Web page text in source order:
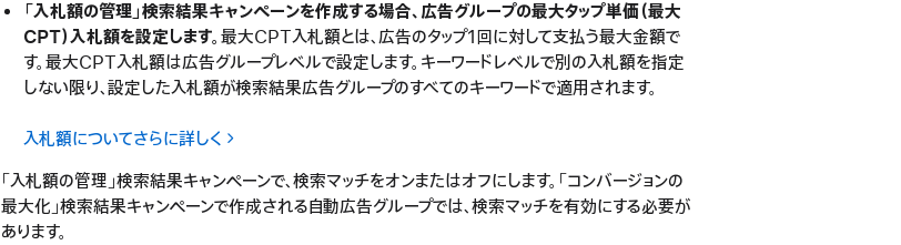
「入札額の管理」検索結果キャンペーンを作成する場合、広告グループの最大タップ単価（最大
CPT）入札額を設定します。最大CPT入札額とは、広告のタップ1回に対して支払う最大金額で
す。最大CPT入札額は広告グループレベルで設定します。キーワードレベルで別の入札額を指定
しない限り、設定した入札額が検索結果広告グループのすべてのキーワードで適用されます。
入札額についてさらに詳しく
「入札額の管理」検索結果キャンペーンで、検索マッチをオンまたはオフにします。「コンバージョンの
最大化」検索結果キャンペーンで作成される自動広告グループでは、検索マッチを有効にする必要が
あります。